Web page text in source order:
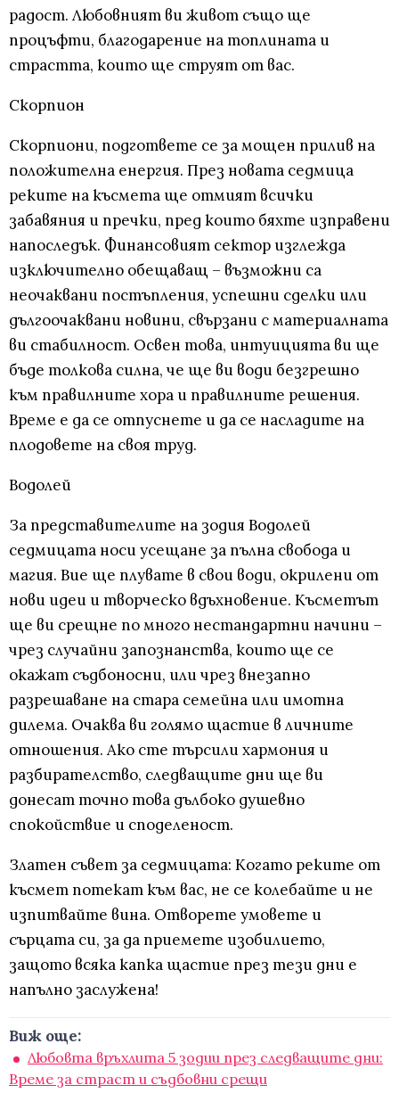
радост. Любовният ви живот също ще
процъфти, благодарение на топлината и
страстта, които ще струят от вас.
Скорпион
Скорпиони, подгответе се за мощен прилив на
положителна енергия. През новата седмица
реките на късмета ще отмият всички
забавяния и пречки, пред които бяхте изправени
напоследък. Финансовият сектор изглежда
изключително обещаващ – възможни са
неочаквани постъпления, успешни сделки или
дългоочаквани новини, свързани с материалната
ви стабилност. Освен това, интуицията ви ще
бъде толкова силна, че ще ви води безгрешно
към правилните хора и правилните решения.
Време е да се отпуснете и да се насладите на
плодовете на своя труд.
Водолей
За представителите на зодия Водолей
седмицата носи усещане за пълна свобода и
магия. Вие ще плувате в свои води, окрилени от
нови идеи и творческо вдъхновение. Късметът
ще ви срещне по много нестандартни начини –
чрез случайни запознанства, които ще се
окажат съдбоносни, или чрез внезапно
разрешаване на стара семейна или имотна
дилема. Очаква ви голямо щастие в личните
отношения. Ако сте търсили хармония и
разбирателство, следващите дни ще ви
донесат точно това дълбоко душевно
спокойствие и споделеност.
Златен съвет за седмицата: Когато реките от
късмет потекат към вас, не се колебайте и не
изпитвайте вина. Отворете умовете и
сърцата си, за да приемете изобилието,
защото всяка капка щастие през тези дни е
напълно заслужена!
Виж още:
Любовта връхлита 5 зодии през следващите дни:
Време за страст и съдбовни срещи